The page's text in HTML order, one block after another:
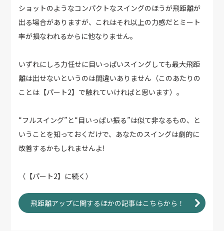
ショットのようなコンパクトなスイングのほうが飛距離が
出る場合がありますが、これはそれ以上の力感だとミート
率が損なわれるからに他なりません。
いずれにしろ力任せに目いっぱいスイングしても最大飛距
離は出せないというのは間違いありません（このあたりの
ことは【パート2】で触れていければと思います）。
“フルスイング”と“目いっぱい振る”は似て非なるもの、と
いうことを知っておくだけで、あなたのスイングは劇的に
改善するかもしれませんよ!
（【パート2】に続く）
飛距離アップに関するほかの記事はこちらから！